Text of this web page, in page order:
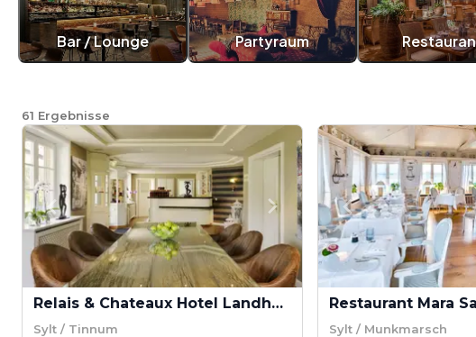
Bar / Lounge Partyraum
61 Ergebnisse
Relais & Chateaux Hotel Landhaus Stricker
Sylt / Tinnum
Sylt / Munkmarsch